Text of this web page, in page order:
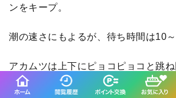
ンをキープ。
潮の速さにもよるが、待ち時間は10
アカムツは上下にピョコピョコと跳
一定の層を漂い続ける捕食しやすい
るので、船の揺れやウネリをかわし